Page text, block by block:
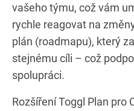
vašeho týmu, což vám
rychle reagovat na
plán (roadmapu), který
stejnému cíli – což
spolupráci.
Rozšíření Toggl Plan pro